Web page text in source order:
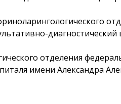
отделения
имени Александра